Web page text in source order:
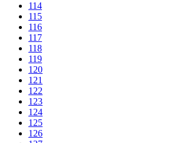
114
115
116
117
118
119
120
121
122
123
124
125
126